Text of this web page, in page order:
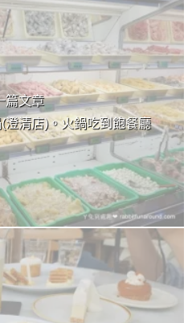
篇文章
澄清店)。火鍋吃到飽餐廳